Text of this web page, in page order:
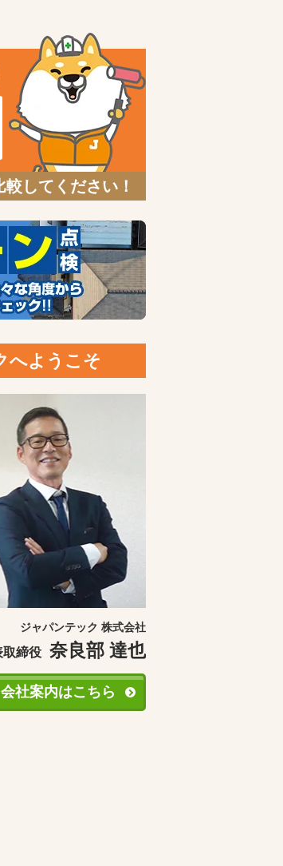
してください！
へようこそ
ジャパンテック 株式会社
取締役 奈良部 達也
会社案内はこちら